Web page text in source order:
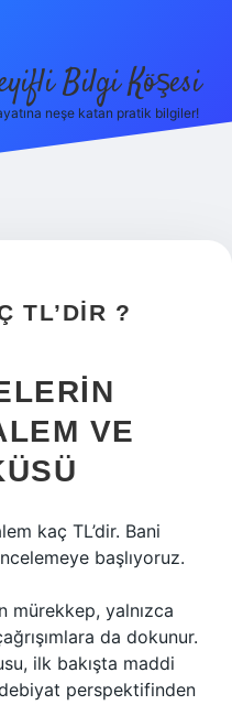
Bilgi Köşesi
neşe katan pratik bilgiler!
TL’DIR ?
VE
kaç TL’dir. Bani
başlıyoruz.
mürekkep, yalnızca
da dokunur.
ilk bakışta maddi
perspektifinden